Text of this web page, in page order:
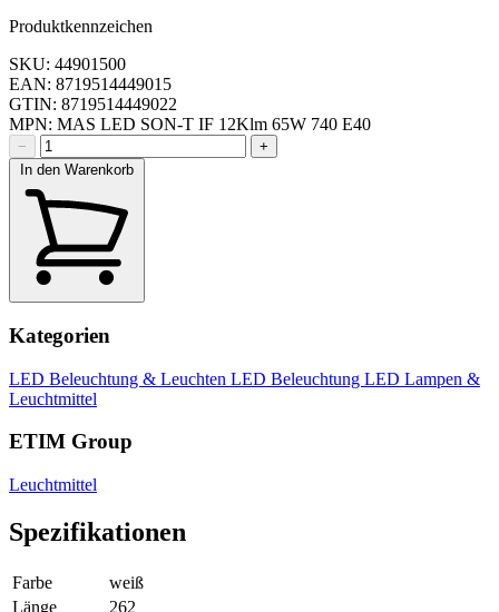
Produktkennzeichen
SKU: 44901500
EAN: 8719514449015
GTIN: 8719514449022
MPN: MAS LED SON-T IF 12Klm 65W 740 E40
−
+
In den Warenkorb
Kategorien
LED Beleuchtung & Leuchten LED Beleuchtung LED Lampen &
Leuchtmittel
ETIM Group
Leuchtmittel
Spezifikationen
Farbe
weiß
Länge
262